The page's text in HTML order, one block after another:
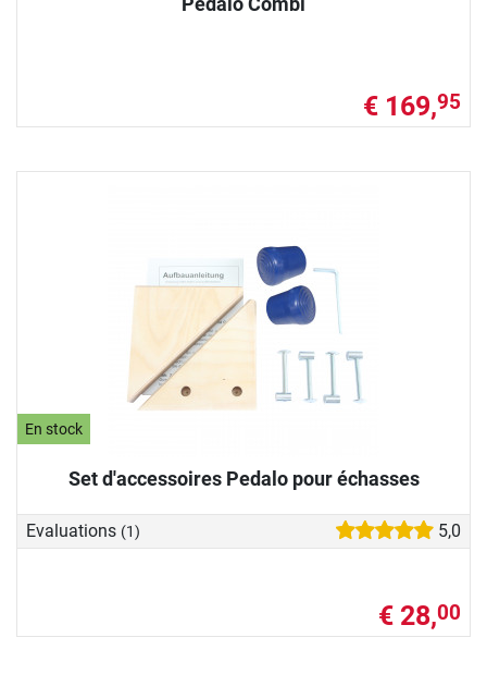
€ 169,95
En stock
Set d'accessoires Pedalo pour échasses
Evaluations (1) 5,0
€ 28,00